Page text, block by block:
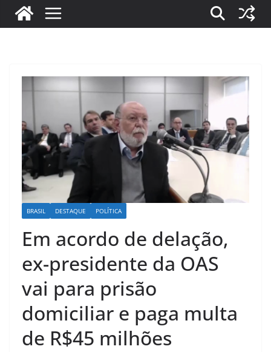
BRASIL DESTAQUE POLÍTICA
Em acordo de delação,
ex-presidente da OAS
vai para prisão
domiciliar e paga multa
de R$45 milhões